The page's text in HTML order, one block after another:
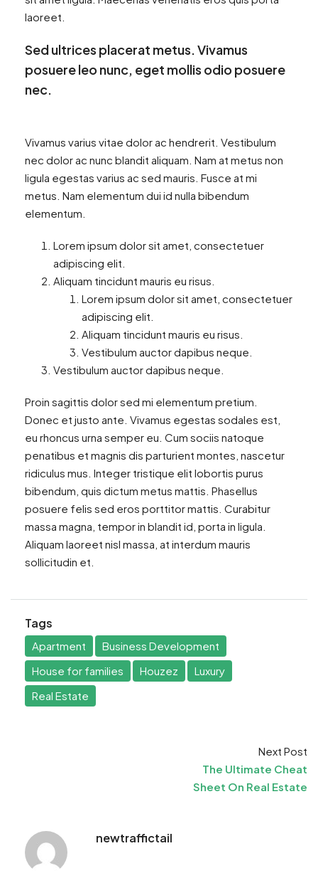
laoreet.
Sed ultrices placerat metus. Vivamus
posuere leo nunc, eget mollis odio posuere
nec.
Vivamus varius vitae dolor ac hendrerit. Vestibulum
nec dolor ac nunc blandit aliquam. Nam at metus non
ligula egestas varius ac sed mauris. Fusce at mi
metus. Nam elementum dui id nulla bibendum
elementum.
Lorem ipsum dolor sit amet, consectetuer
adipiscing elit.
Aliquam tincidunt mauris eu risus.
Lorem ipsum dolor sit amet, consectetuer
adipiscing elit.
Aliquam tincidunt mauris eu risus.
Vestibulum auctor dapibus neque.
Vestibulum auctor dapibus neque.
Proin sagittis dolor sed mi elementum pretium.
Donec et justo ante. Vivamus egestas sodales est,
eu rhoncus urna semper eu. Cum sociis natoque
penatibus et magnis dis parturient montes, nascetur
ridiculus mus. Integer tristique elit lobortis purus
bibendum, quis dictum metus mattis. Phasellus
posuere felis sed eros porttitor mattis. Curabitur
massa magna, tempor in blandit id, porta in ligula.
Aliquam laoreet nisl massa, at interdum mauris
sollicitudin et.
Tags
Apartment
Business Development
House for families
Houzez
Luxury
Real Estate
Next Post
The Ultimate Cheat
Sheet On Real Estate
newtraffictail